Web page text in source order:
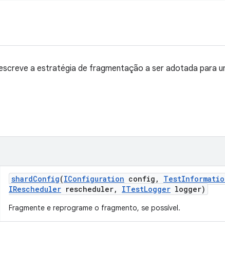
a estratégia de fragmentação a ser adotada para
shardConfig(IConfiguration config , Test
IRescheduler rescheduler, ITestLogger logger)
Fragmente e reprograme o fragmento, se possível.